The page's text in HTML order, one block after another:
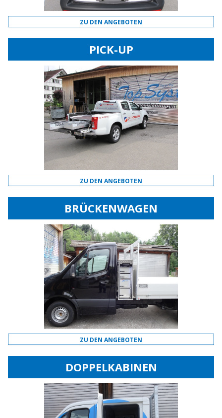
ZU DEN ANGEBOTEN
PICK-UP
ZU DEN ANGEBOTEN
BRÜCKENWAGEN
ZU DEN ANGEBOTEN
DOPPELKABINEN